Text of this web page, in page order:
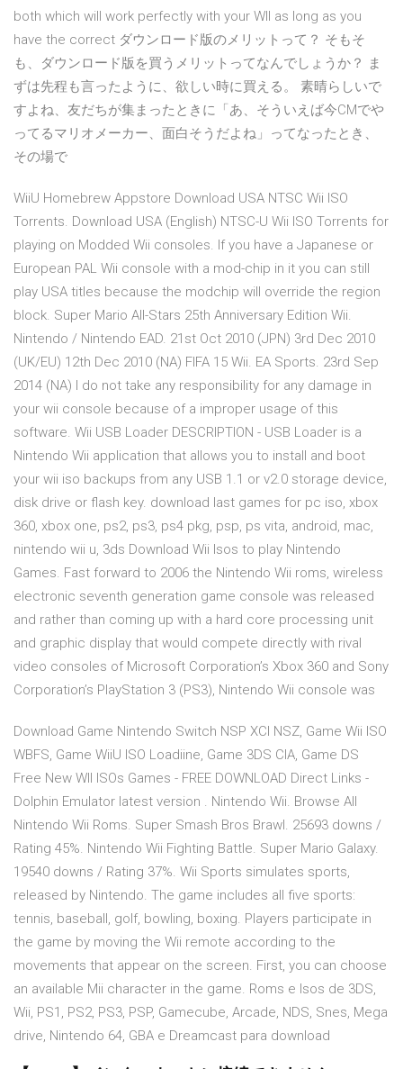
both which will work perfectly with your WII as long as you
have the correct ダウンロード版のメリットって？ そもそ
も、ダウンロード版を買うメリットってなんでしょうか？ ま
ずは先程も言ったように、欲しい時に買える。 素晴らしいで
すよね、友だちが集まったときに「あ、そういえば今CMでや
ってるマリオメーカー、面白そうだよね」ってなったとき、
その場で
WiiU Homebrew Appstore Download USA NTSC Wii ISO
Torrents. Download USA (English) NTSC-U Wii ISO Torrents for
playing on Modded Wii consoles. If you have a Japanese or
European PAL Wii console with a mod-chip in it you can still
play USA titles because the modchip will override the region
block. Super Mario All-Stars 25th Anniversary Edition Wii.
Nintendo / Nintendo EAD. 21st Oct 2010 (JPN) 3rd Dec 2010
(UK/EU) 12th Dec 2010 (NA) FIFA 15 Wii. EA Sports. 23rd Sep
2014 (NA) I do not take any responsibility for any damage in
your wii console because of a improper usage of this
software. Wii USB Loader DESCRIPTION - USB Loader is a
Nintendo Wii application that allows you to install and boot
your wii iso backups from any USB 1.1 or v2.0 storage device,
disk drive or flash key. download last games for pc iso, xbox
360, xbox one, ps2, ps3, ps4 pkg, psp, ps vita, android, mac,
nintendo wii u, 3ds Download Wii Isos to play Nintendo
Games. Fast forward to 2006 the Nintendo Wii roms, wireless
electronic seventh generation game console was released
and rather than coming up with a hard core processing unit
and graphic display that would compete directly with rival
video consoles of Microsoft Corporation’s Xbox 360 and Sony
Corporation’s PlayStation 3 (PS3), Nintendo Wii console was
Download Game Nintendo Switch NSP XCI NSZ, Game Wii ISO
WBFS, Game WiiU ISO Loadiine, Game 3DS CIA, Game DS
Free New WII ISOs Games - FREE DOWNLOAD Direct Links -
Dolphin Emulator latest version . Nintendo Wii. Browse All
Nintendo Wii Roms. Super Smash Bros Brawl. 25693 downs /
Rating 45%. Nintendo Wii Fighting Battle. Super Mario Galaxy.
19540 downs / Rating 37%. Wii Sports simulates sports,
released by Nintendo. The game includes all five sports:
tennis, baseball, golf, bowling, boxing. Players participate in
the game by moving the Wii remote according to the
movements that appear on the screen. First, you can choose
an available Mii character in the game. Roms e Isos de 3DS,
Wii, PS1, PS2, PS3, PSP, Gamecube, Arcade, NDS, Snes, Mega
drive, Nintendo 64, GBA e Dreamcast para download